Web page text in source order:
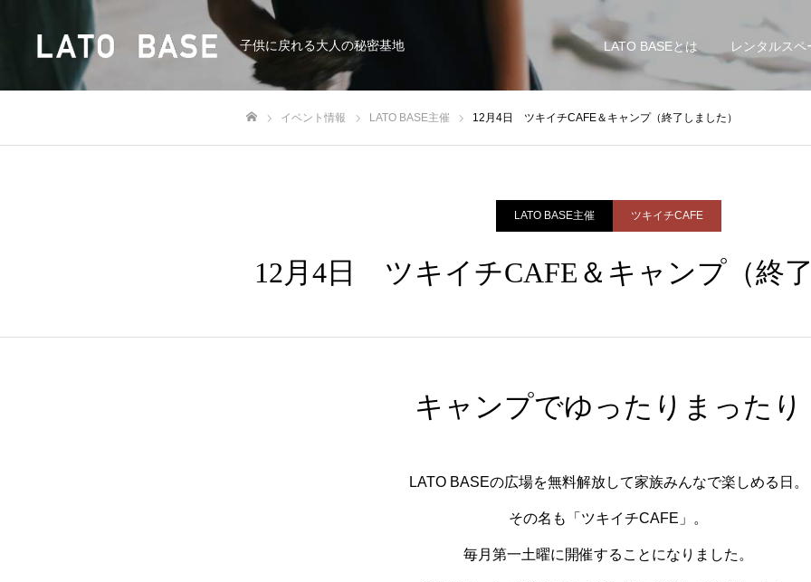
子供に戻れる大人の秘密基地 LATO BASEとは レンタルス
イベント情報 LATO BASE主催 12月4日 ツキイチCAFE＆キャンプ（終了しました）
LATO BASE主催 ツキイチCAFE
12月4日 ツキイチCAFE＆キャンプ（終
キャンプでゆったりまったり
LATO BASEの広場を無料解放して家族みんなで楽しめる日。
その名も「ツキイチCAFE」。
毎月第一土曜に開催することになりました。